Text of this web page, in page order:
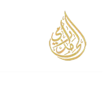
تخطى
إلى
المحتوى